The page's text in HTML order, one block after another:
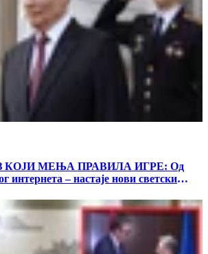
КОЈИ МЕЊА ПРАВИЛА ИГРЕ: Од
интернета – настаје нови светски